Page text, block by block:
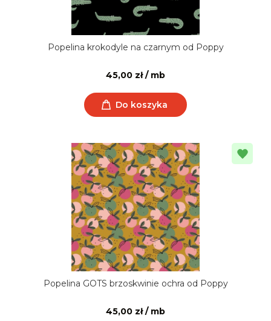
Popelina krokodyle na czarnym od Poppy
45,00 zł / mb
Do koszyka
Popelina GOTS brzoskwinie ochra od Poppy
45,00 zł / mb